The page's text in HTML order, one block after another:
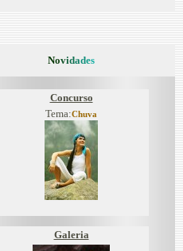
Novidades
Concurso
Tema:Chuva
Galeria